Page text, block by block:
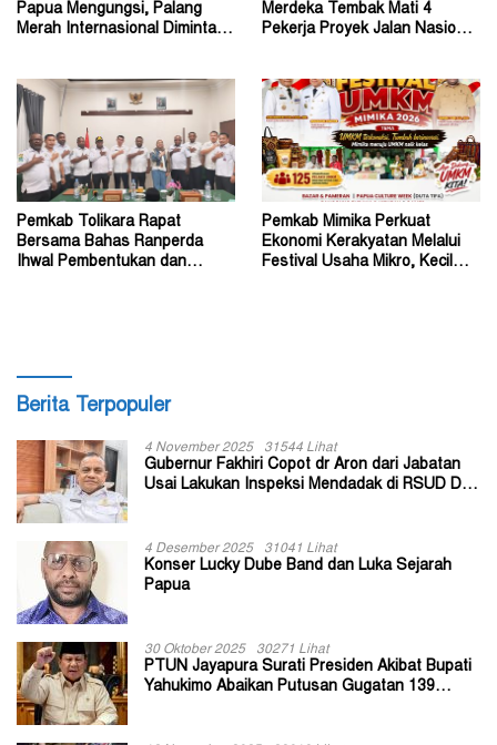
Papua Mengungsi, Palang
Merah Internasional Diminta
Merdeka Tembak Mati 4
Pekerja Proyek Jalan Nasional
Pemkab Tolikara Rapat
Bersama Bahas Ranperda
Ihwal Pembentukan dan
Pemkab Mimika Perkuat
Ekonomi Kerakyatan Melalui
Festival Usaha Mikro, Kecil
Berita Terpopuler
4 November 2025 31544 Lihat
Gubernur Fakhiri Copot dr Aron dari Jabatan
Usai Lakukan Inspeksi Mendadak di RSUD Dok
4 Desember 2025 31041 Lihat
Konser Lucky Dube Band dan Luka Sejarah
Papua
30 Oktober 2025 30271 Lihat
PTUN Jayapura Surati Presiden Akibat Bupati
Yahukimo Abaikan Putusan Gugatan 139